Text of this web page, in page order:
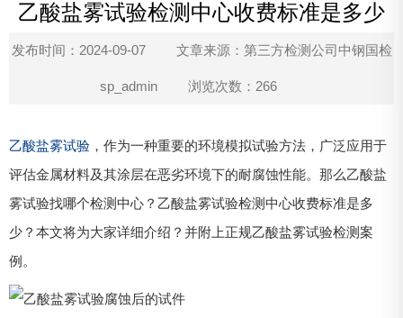
乙酸盐雾试验检测中心收费标准是多少
发布时间：2024-09-07 文章来源：第三方检测公司中钢国检
sp_admin 浏览次数：266
乙酸盐雾试验 ，作为一种重要的环境模拟试验方法，广泛应用于
评估金属材料及其涂层在恶劣环境下的耐腐蚀性能。那么乙酸盐
雾试验找哪个检测中心？乙酸盐雾试验检测中心收费标准是多
少？本文将为大家详细介绍？并附上正规乙酸盐雾试验检测案
例。